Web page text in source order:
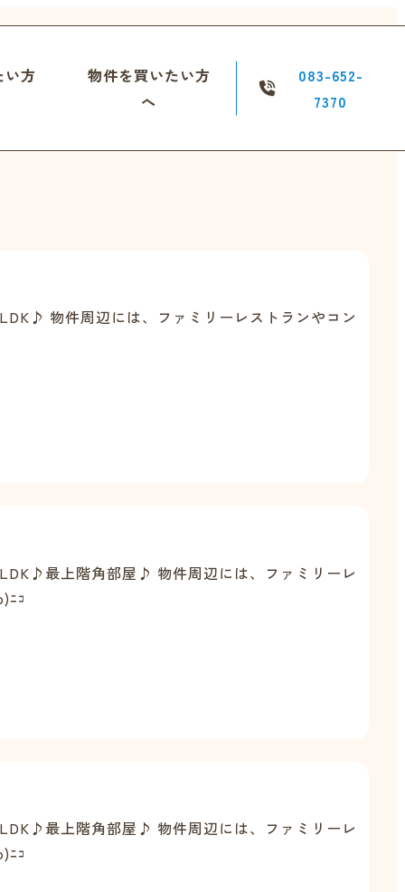
方
物件を買いたい方
へ
083-652-
7370
物件周辺には、ファミリーレストランやコン
最上階角部屋♪ 物件周辺には、ファミリーレ
ﾆｺ
最上階角部屋♪ 物件周辺には、ファミリーレ
ﾆｺ